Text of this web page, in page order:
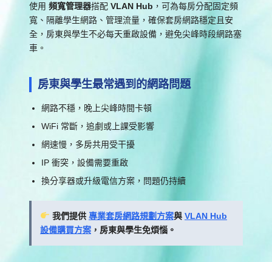
使用 頻寬管理器搭配 VLAN Hub ，可為每房分配固定頻
寬、隔離學生網路、管理流量，確保套房網路穩定且安
全，房東與學生不必每天重啟設備，避免尖峰時段網路塞
車。
房東與學生最常遇到的網路問題
網路不穩，晚上尖峰時間卡頓
WiFi 常斷，追劇或上課受影響
網速慢，多房共用受干擾
IP 衝突，設備需要重啟
換分享器或升級電信方案，問題仍持續
我們提供 專業套房網路規劃方案與 VLAN Hub
設備購買方案 ，房東與學生免煩惱。